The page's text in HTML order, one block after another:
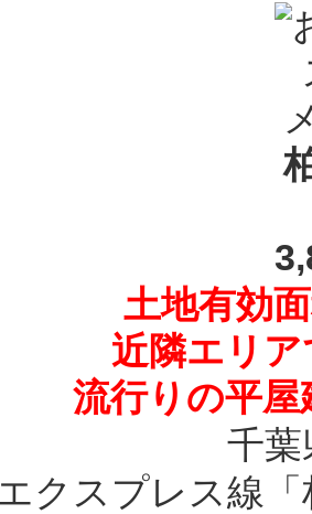
土地有効
近隣エリ
流行りの平
千葉
クスプレス線